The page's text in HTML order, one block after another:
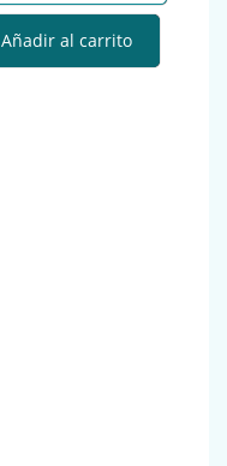
Añadir al carrito